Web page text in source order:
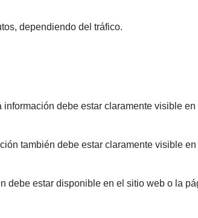
dependiendo del tráfico.
debe estar claramente visible
también debe estar claramente visible
debe estar disponible en el sitio web o la